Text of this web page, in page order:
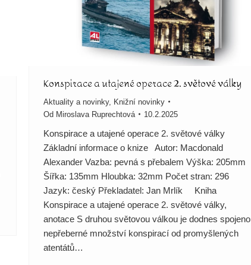
Konspirace a utajené operace 2. světové války
Aktuality a novinky, Knižní novinky
Od Miroslava Ruprechtová 10.2.2025
Konspirace a utajené operace 2. světové války
Základní informace o knize Autor: Macdonald
Alexander Vazba: pevná s přebalem Výška: 205mm
Šířka: 135mm Hloubka: 32mm Počet stran: 296
Jazyk: český Překladatel: Jan Mrlík Kniha
Konspirace a utajené operace 2. světové války,
anotace S druhou světovou válkou je dodnes spojeno
nepřeberné množství konspirací od promyšlených
atentátů…